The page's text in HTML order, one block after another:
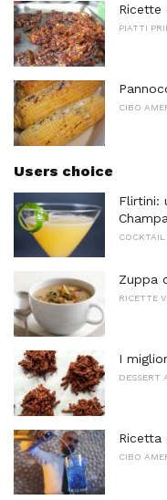
Ricette
PIATTI
CIBO
Users choice
Flirtini:
Zuppa
RICETTE
I
DESSERT
Ricetta
CIBO